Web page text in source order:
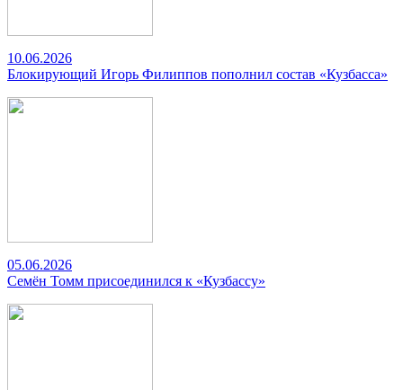
10.06.2026
Блокирующий Игорь Филиппов пополнил состав «Кузбасса»
05.06.2026
Семён Томм присоединился к «Кузбассу»